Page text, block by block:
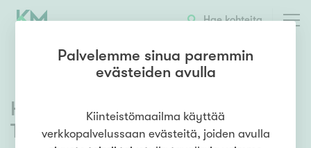
Hae kohteita
Hiihtäjäntie 7,Lamminpää
Tampere
Palvelemme sinua paremmin
evästeiden avulla
Kiinteistömaailma käyttää
verkkopalvelussaan evästeitä, joiden avulla